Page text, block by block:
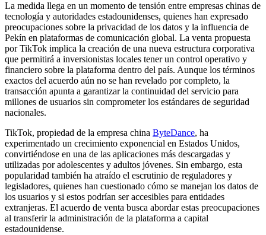
La medida llega en un momento de tensión entre empresas chinas de
tecnología y autoridades estadounidenses, quienes han expresado
preocupaciones sobre la privacidad de los datos y la influencia de
Pekín en plataformas de comunicación global. La venta propuesta
por TikTok implica la creación de una nueva estructura corporativa
que permitirá a inversionistas locales tener un control operativo y
financiero sobre la plataforma dentro del país. Aunque los términos
exactos del acuerdo aún no se han revelado por completo, la
transacción apunta a garantizar la continuidad del servicio para
millones de usuarios sin comprometer los estándares de seguridad
nacionales.
TikTok, propiedad de la empresa china ByteDance, ha
experimentado un crecimiento exponencial en Estados Unidos,
convirtiéndose en una de las aplicaciones más descargadas y
utilizadas por adolescentes y adultos jóvenes. Sin embargo, esta
popularidad también ha atraído el escrutinio de reguladores y
legisladores, quienes han cuestionado cómo se manejan los datos de
los usuarios y si estos podrían ser accesibles para entidades
extranjeras. El acuerdo de venta busca abordar estas preocupaciones
al transferir la administración de la plataforma a capital
estadounidense.